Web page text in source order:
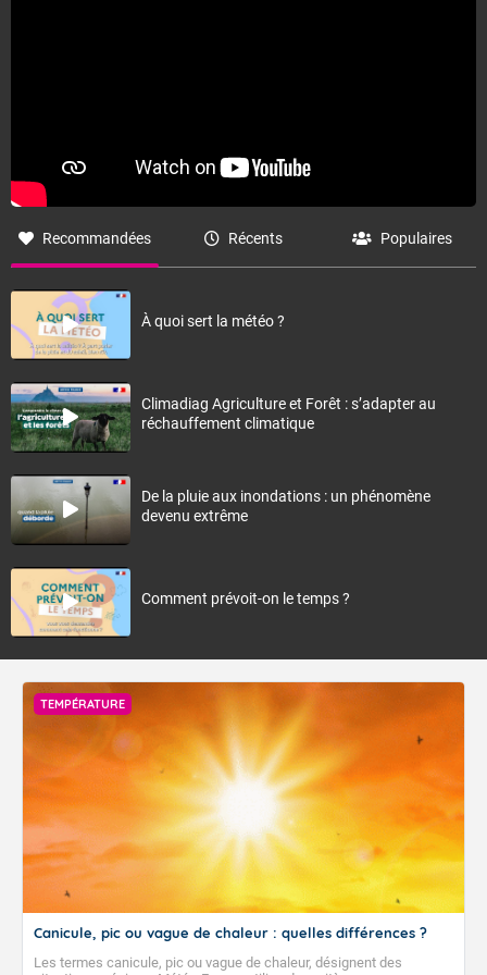
Recommandées Récents Populaires
À quoi sert la météo ?
Climadiag Agriculture et Forêt : s’adapter au
réchauffement climatique
De la pluie aux inondations : un phénomène
devenu extrême
Comment prévoit-on le temps ?
TEMPÉRATURE
Canicule, pic ou vague de chaleur : quelles différences ?
Les termes canicule, pic ou vague de chaleur, désignent des